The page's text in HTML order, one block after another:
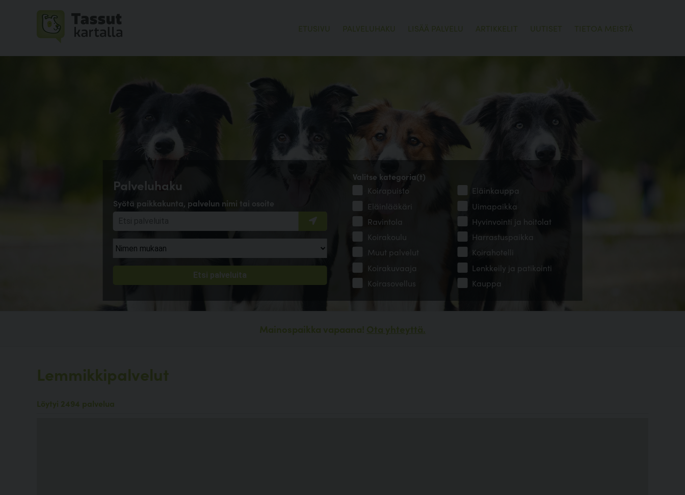
ETUSIVU PALVELUHAKU LISÄÄ PALVELU ARTIKKELIT UUTISET TIETOA MEISTÄ
Palveluhaku
Syötä paikkakunta, palvelun nimi tai osoite
Valitse kategoria(t)
Koirapuisto
Eläinkauppa
Eläinlääkäri
Uimapaikka
Ravintola
Hyvinvointi ja hoitolat
Koirakoulu
Harrastuspaikka
Muut palvelut
Koirahotelli
Koirakuvaaja
Lenkkeily ja patikointi
Koirasovellus
Kauppa
Mainospaikka vapaana! Ota yhteyttä.
Lemmikkipalvelut
Löytyi 2494 palvelua